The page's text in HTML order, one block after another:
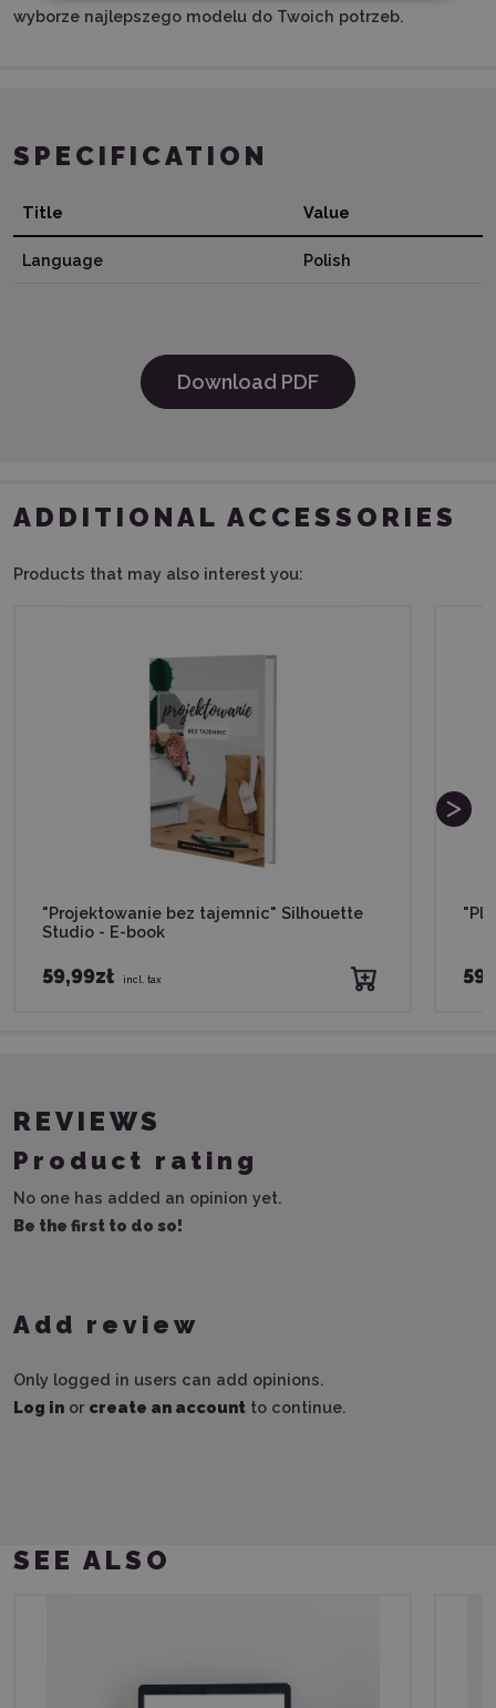
wyborze najlepszego modelu do Twoich potrzeb.
SPECIFICATION
Title Value
Language Polish
Download PDF
ADDITIONAL ACCESSORIES
Products that may also interest you:
"Projektowanie bez tajemnic" Silhouette
Studio - E-book
59,99zł incl. tax
REVIEWS
Product rating
No one has added an opinion yet.
Be the first to do so!
Add review
Only logged in users can add opinions.
Log in or create an account to continue.
SEE ALSO